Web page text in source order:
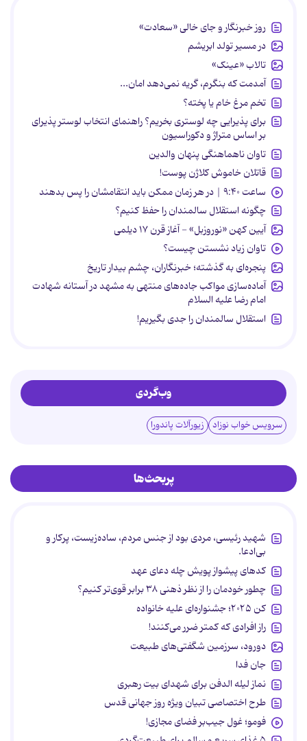
روز خبرنگار و جای خالی «سعادت»
در مسیر تولد ابریشم
تالاب «عینک»
آمدمت که بنگرم، گریه نمی‌دهد امان...
تخم مرغ خام یا پخته؟
برای پذیرایی چه لوستری بخریم؟ راهنمای انتخاب لوستر پذیرای
بر اساس متراژ و دکوراسیون
تاوان ناهماهنگی پنهان والدین
قاتلان خاموش کلاژن پوست!
ساعت ۹:۴۰ | در هر زمان ممکن باید انتقامشان را پس بدهند
چگونه استقلال سالمندان را حفظ کنیم؟
آیین کهن «نوروزبل» - آغاز قرن ۱۷ دیلمی
تاوان زیاد نشستن چیست؟
پنجره‌ای به گذشته؛ خبرنگاران، چشم بیدار تاریخ
آماده‌سازی مواکب جاده‌های منتهی به مشهد در آستانه شهادت
امام رضا علیه السلام
استقلال سالمندان را جدی بگیریم!
وب‌گردی
سرویس خواب نوزاد زیورآلات پاندورا
پربحث‌ها
شهید رئیسی، مردی بود از جنس مردم، ساده‌زیست، پرکار و
بی‌ادعا.
کدهای پیشواز پویش چله دعای عهد
چطور خودمان را از نظر ذهنی ۳۸ برابر قوی‌تر کنیم؟
کن ۲۰۲۵؛ جشنواره‌ای علیه خانواده
راز افرادی که کمتر ضرر می‌کنند!
دورود، سرزمین شگفتی‌های طبیعت
جان فدا
نماز لیله الدفن برای شهدای بیت رهبری
طرح اختصاصی تبیان ویژه روز جهانی قدس
فومو؛ غول جیب‌بر فضای مجازی!